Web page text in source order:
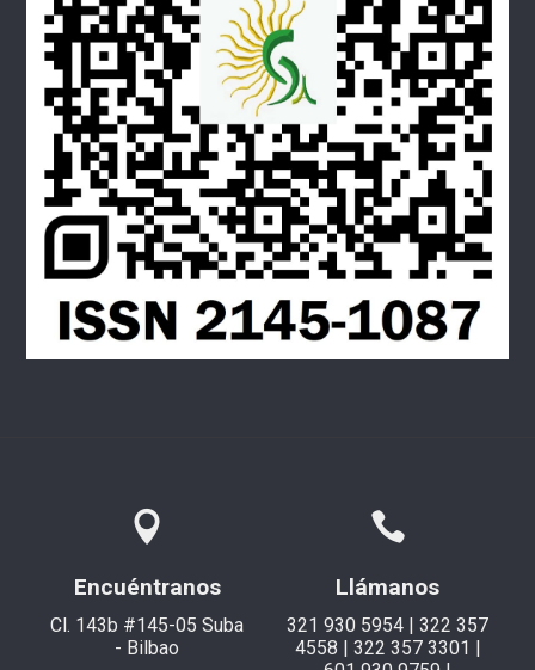
Encuéntranos
Cl. 143b #145-05 Suba
- Bilbao
Llámanos
321 930 5954 | 322 357
4558 | 322 357 3301 |